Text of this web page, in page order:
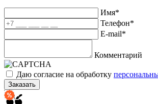
Имя*
Телефон*
E-mail*
Комментарий
Даю согласие на обработку
Заказать